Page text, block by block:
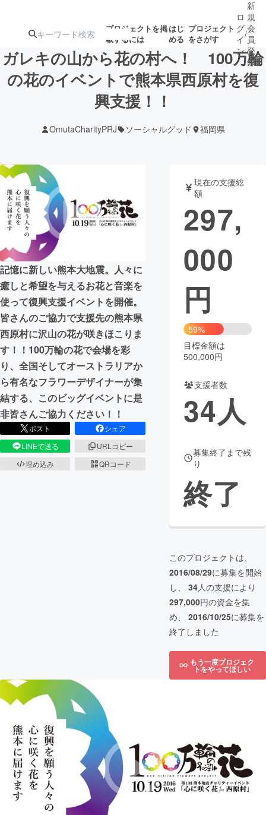
プロジェクトを掲
載するには
はじ
める
プロジェクト
をさがす
注目の新着プロ 募集終了が近いプ
テクノロジー・ガジェット
映像・映画 書籍・雑誌
チャレンジ
まちづくり・地域活性化
CAMPFIRE for Social Good
CAMPFIRE Creation
CAMPFIREふるさと納税machi-ya コミュニティ
ロ
グ
イ
ン
/
新
規
会
員
登
録
ガレキの山から花の村へ！ 100万輪
の花のイベントで熊本県西原村を復
興支援！！
OmutaCharityPRJ ソーシャルグッド 福岡県
記憶に新しい熊本大地震。人々に
癒しと希望を与えるお花と音楽を
使って復興支援イベントを開催。
皆さんのご協力で支援先の熊本県
西原村に沢山の花が咲きほこりま
す！！100万輪の花で会場を彩
り、全国そしてオーストラリアか
ら有名なフラワーデザイナーが集
結する、このビッグイベントに是
非皆さんご協力ください！！
ポスト
シェア
LINEで送る
URLコピー
埋め込み
QRコード
現在の支援総
額
297,
000
円
59%
目標金額は
500,000円
支援者数
34人
募集終了まで残
り
終了
このプロジェクトは、
2016/08/29に募集を開始
し、 34人の支援により
297,000円の資金を集
め、 2016/10/25に募集を
終了しました
もう一度プロジェク
トをやってほしい